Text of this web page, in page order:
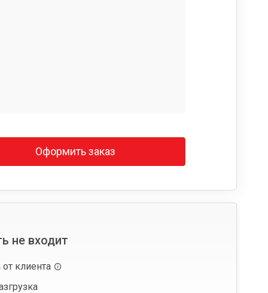
Оформить заказ
не входит
от клиента